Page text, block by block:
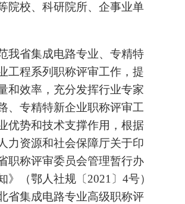
院校、科研院所、企事业单
我省集成电路专业、专精特
工程系列职称评审工作，提
和效率，充分发挥行业专家
、专精特新企业职称评审工
优势和技术支撑作用，根据
力资源和社会保障厅关于印
职称评审委员会管理暂行办
》（鄂人社规〔2021〕4号）
省集成电路专业高级职称评